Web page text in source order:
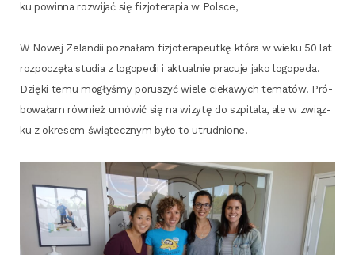
ku powin­na roz­wi­jać się fizjo­te­ra­pia w Polsce,
W Nowej Zelan­dii pozna­łam fizjo­te­ra­peut­kę któ­ra w wie­ku 50 lat
roz­po­czę­ła stu­dia z logo­pe­dii i aktu­al­nie pra­cu­je jako logo­pe­da.
Dzię­ki temu mogły­śmy poru­szyć wie­le cie­ka­wych tema­tów. Pró­
bo­wa­łam rów­nież umó­wić się na wizy­tę do szpi­ta­la, ale w związ­
ku z okre­sem świą­tecz­nym było to utrudnione.